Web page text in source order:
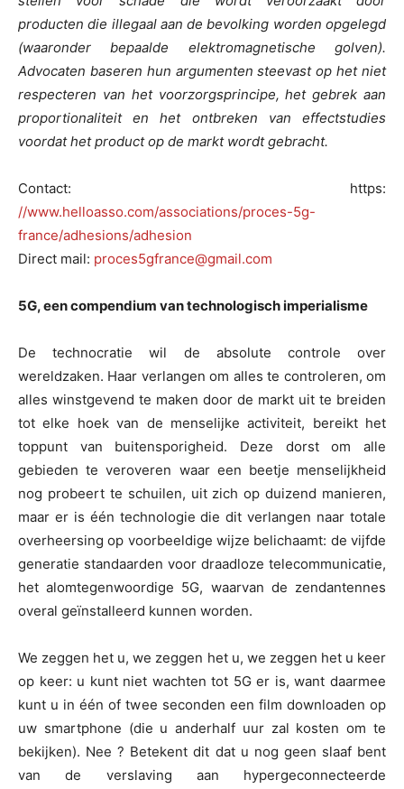
producten die illegaal aan de bevolking worden opgelegd
(waaronder bepaalde elektromagnetische golven).
Advocaten baseren hun argumenten steevast op het niet
respecteren van het voorzorgsprincipe, het gebrek aan
proportionaliteit en het ontbreken van effectstudies
voordat het product op de markt wordt gebracht.
Contact: https:
//www.helloasso.com/associations/proces-5g-
france/adhesions/adhesion
Direct mail: proces5gfrance@gmail.com
5G, een compendium van technologisch imperialisme
De technocratie wil de absolute controle over
wereldzaken. Haar verlangen om alles te controleren, om
alles winstgevend te maken door de markt uit te breiden
tot elke hoek van de menselijke activiteit, bereikt het
toppunt van buitensporigheid. Deze dorst om alle
gebieden te veroveren waar een beetje menselijkheid
nog probeert te schuilen, uit zich op duizend manieren,
maar er is één technologie die dit verlangen naar totale
overheersing op voorbeeldige wijze belichaamt: de vijfde
generatie standaarden voor draadloze telecommunicatie,
het alomtegenwoordige 5G, waarvan de zendantennes
overal geïnstalleerd kunnen worden.
We zeggen het u, we zeggen het u, we zeggen het u keer
op keer: u kunt niet wachten tot 5G er is, want daarmee
kunt u in één of twee seconden een film downloaden op
uw smartphone (die u anderhalf uur zal kosten om te
bekijken). Nee ? Betekent dit dat u nog geen slaaf bent
van de verslaving aan hypergeconnecteerde